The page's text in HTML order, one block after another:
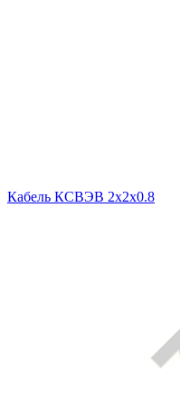
Кабель КСВЭВ 2х2х0.8